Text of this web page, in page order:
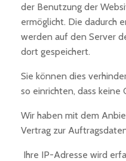
der Benutzung der
ermöglicht. Die dadurch
werden auf den Server
dort gespeichert.
Sie können dies
so einrichten, dass keine
Wir haben mit dem
Vertrag zur
Ihre IP-Adresse wird